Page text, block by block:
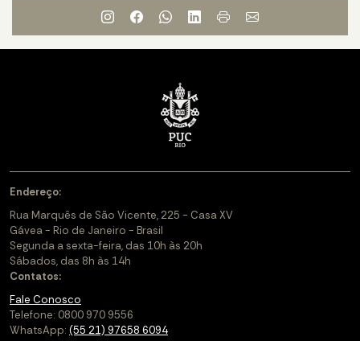
Endereço:
Rua Marquês de São Vicente, 225 - Casa XV
Gávea - Rio de Janeiro - Brasil
Segunda a sexta-feira, das 10h às 20h
Sábados, das 8h às 14h
Contatos:
Fale Conosco
Telefone: 0800 970 9556
WhatsApp: (55 21) 97658 6094